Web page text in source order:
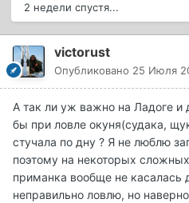
2 недели спустя...
victorust
Опубликовано 25 Июля
А так ли уж важно на Ладоге и
бы при ловле окуня(судака,
стучала по дну ? Я не люблю
поэтому на некоторых
приманка вообще не касалась
неправильно ловлю, но